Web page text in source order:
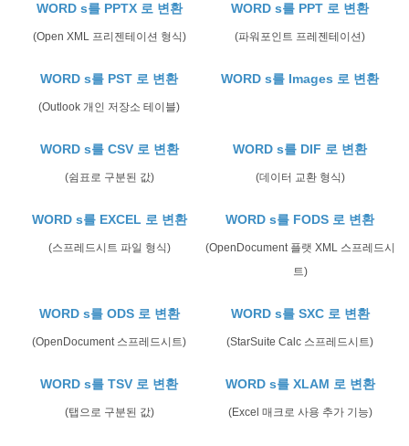
WORD s를 PPTX 로 변환
(Open XML 프리젠테이션 형식)
WORD s를 PPT 로 변환
(파워포인트 프레젠테이션)
WORD s를 PST 로 변환
(Outlook 개인 저장소 테이블)
WORD s를 Images 로 변환
WORD s를 CSV 로 변환
(쉼표로 구분된 값)
WORD s를 DIF 로 변환
(데이터 교환 형식)
WORD s를 EXCEL 로 변환
(스프레드시트 파일 형식)
WORD s를 FODS 로 변환
(OpenDocument 플랫 XML 스프레드시
트)
WORD s를 ODS 로 변환
(OpenDocument 스프레드시트)
WORD s를 SXC 로 변환
(StarSuite Calc 스프레드시트)
WORD s를 TSV 로 변환
(탭으로 구분된 값)
WORD s를 XLAM 로 변환
(Excel 매크로 사용 추가 기능)